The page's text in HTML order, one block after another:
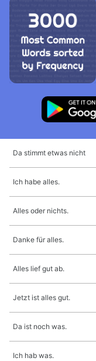
Da stimmt etwas nicht
Ich habe alles.
Alles oder nichts.
Danke für alles.
Alles lief gut ab.
Jetzt ist alles gut.
Da ist noch was.
Ich hab was.